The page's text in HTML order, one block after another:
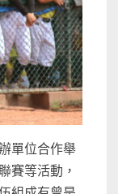
單位合作舉
賽等活動，